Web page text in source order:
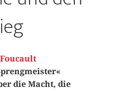
die Macht, die